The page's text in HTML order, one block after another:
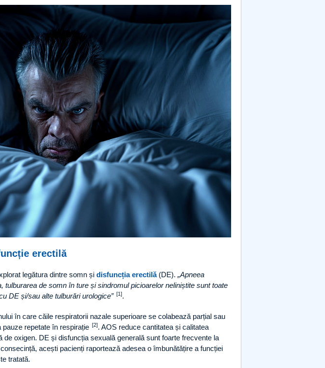
erectilă
legătura dintre somn și disfuncția erectilă(DE). Apneea
de somn în ture și sindromul picioarelor neliniștite sunt toate
DE și/sau alte tulburări urologice
[1].
în care căile respiratorii nazale superioare se colabează parțial sau
repetate în respirație [2]. AOS reduce cantitatea și calitatea
oxigen. DE și disfuncția sexuală generală sunt foarte frecvente la
acești pacienți raportează adesea o îmbunătățire a funcției
tratată.